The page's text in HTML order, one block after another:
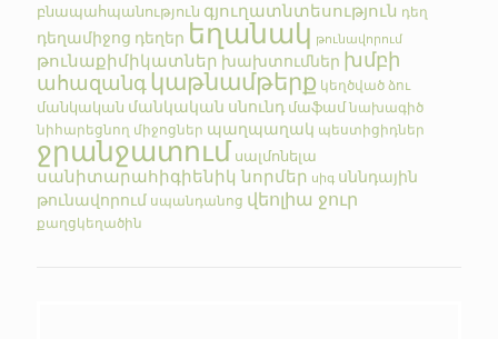
բնապահպանություն գյուղատնտեսություն դեղ
դեղամիջոց դեղեր եղանակ թունավորում
թունաքիմիկատներ խախտումներ խմբի
ահազանգկաթնամթերք կեղծված ձու
մանկական մանկական սնունդ մաֆամ նախագիծ
նիհարեցնող միջոցներ պաղպաղակ պեստիցիդներ
ջրանջատում սալմոնելա
սանիտարահիգիենիկ նորմեր սիգ սննդային
թունավորում սպանդանոց վեոլիա ջուր
քաղցկեղածին